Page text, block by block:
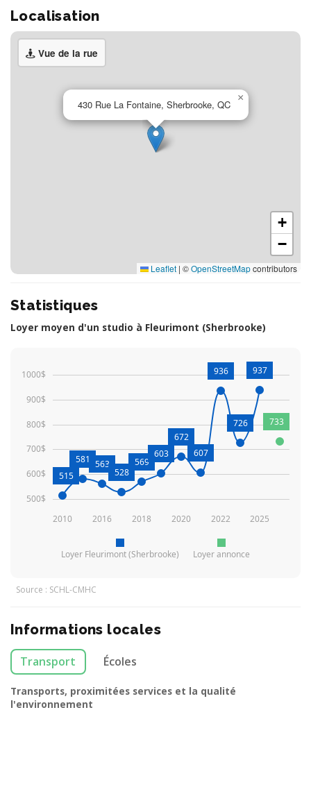
Localisation
Vue de la rue
430 Rue La Fontaine, Sherbrooke, QC
×
+
−
Leaflet | ©OpenStreetMapcontributors
Statistiques
Loyer moyen d'un studio à Fleurimont (Sherbrooke)
Loyer Fleurimont (Sherbrooke) Loyer annonce
2010 2016 2018 2020 2022 2025
500$
600$
700$
800$
900$
1000$
515
581 563
528
569
603
672
607
936
726
937
733
Source : SCHL-CMHC
Informations locales
Transport Écoles
Transports, proximitées services et la qualité
l'environnement